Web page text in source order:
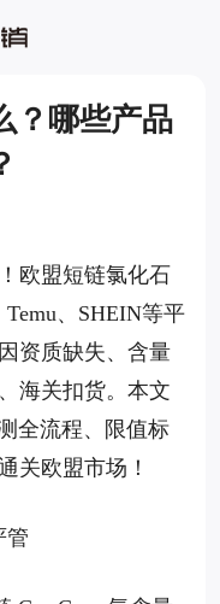
？哪些产品
欧盟短链氯化石
、SHEIN等平
资质缺失、含量
海关扣货。本文
全流程、限值标
关欧盟市场！
管